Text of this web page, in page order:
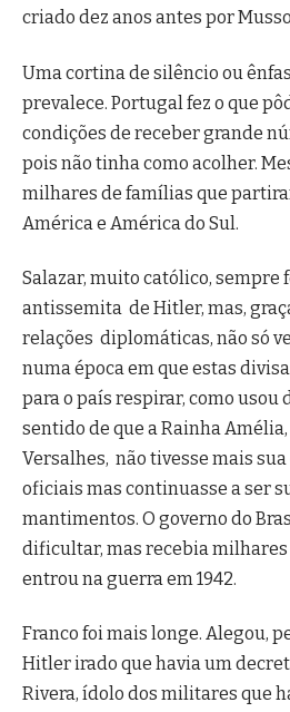
criado dez anos antes por
Uma cortina de silêncio ou
prevalece. Portugal fez o que
condições de receber grande
pois não tinha como acolher.
milhares de famílias que
América e América do Sul.
Salazar, muito católico, sempre
antissemita de Hitler, mas,
relações diplomáticas, não só
numa época em que estas
para o país respirar, como usou
sentido de que a Rainha
Versalhes, não tivesse mais
oficiais mas continuasse a ser
mantimentos. O governo do
dificultar, mas recebia milhares
entrou na guerra em 1942.
Franco foi mais longe. Alegou,
Hitler irado que havia um
Rivera, ídolo dos militares que